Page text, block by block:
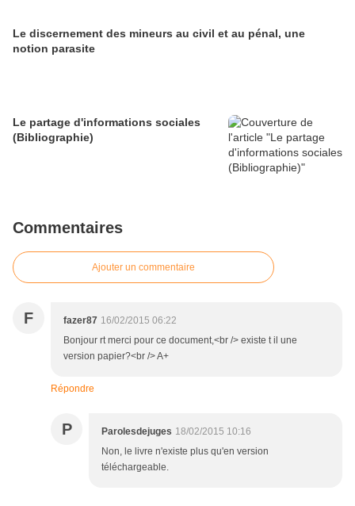
Le discernement des mineurs au civil et au pénal, une
notion parasite
Le partage d'informations sociales
(Bibliographie)
Commentaires
Ajouter un commentaire
F fazer87 16/02/2015 06:22
Bonjour rt merci pour ce document,<br /> existe t il une
version papier?<br /> A+
Répondre
P Parolesdejuges 18/02/2015 10:16
Non, le livre n'existe plus qu'en version
téléchargeable.